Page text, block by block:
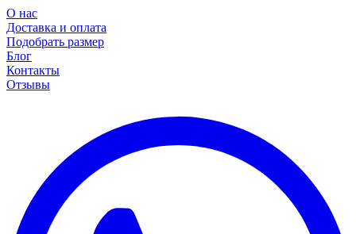
О нас
Доставка и оплата
Подобрать размер
Блог
Контакты
Отзывы